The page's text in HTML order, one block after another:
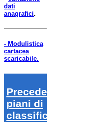
dati
anagrafici.
- Modulistica
cartacea
scaricabile.
Precedenti
piani di
classifica